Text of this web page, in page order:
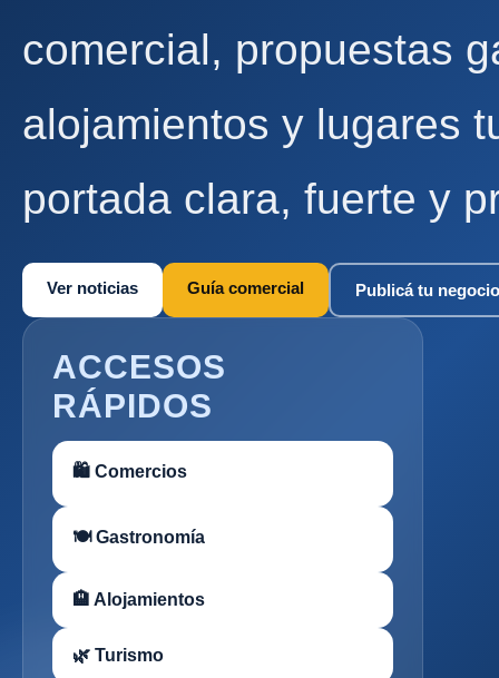
comercial, propuestas
alojamientos y lugares
portada clara, fuerte y
Ver noticias Guía comercial Publicá tu negocio
ACCESOS
RÁPIDOS
🛍 Comercios
🍽 Gastronomía
🏨 Alojamientos
🌿 Turismo